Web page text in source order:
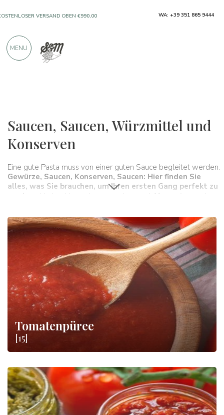
Saucen, Saucen, Würzmittel und
Konserven
Eine gute Pasta muss von einer guten Sauce begleitet werden.
Gewürze, Saucen, Konserven, Saucen: Hier finden Sie
alles, was Sie brauchen, um Ihren ersten Gang perfekt zu
machen.
Und nicht nur diese, sondern auch Vorspeisen
oder
.
Auf
Würzmittel zum Online-Verkauf!
Tomatenpüree
[15]
PRODUKTE VON AUSGEZEICHNETEN
900 POSITIVE BEWERTUNGEN
WA: +39 351 865 9444
MENU